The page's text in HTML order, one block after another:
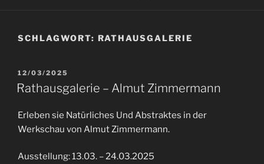
SCHLAGWORT: RATHAUSGALERIE
VERÖFFENTLICHT
AM
12/03/2025
Rathausgalerie – Almut Zimmermann
Erleben sie Natürliches Und Abstraktes in der
Werkschau von Almut Zimmermann.
Ausstellung: 13.03. – 24.03.2025